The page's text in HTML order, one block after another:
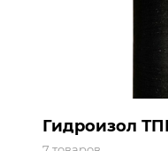
Гидроизол